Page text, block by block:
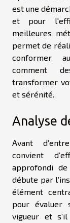
est une
et pour
meilleures
permet de
conformer
comment
transformer
et sérénité.
Analyse
Avant
convient
approfondi
débute par
élément
pour évaluer
vigueur et